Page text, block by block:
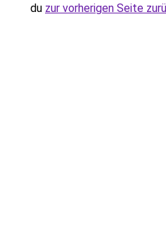
du zur vorherigen Seite